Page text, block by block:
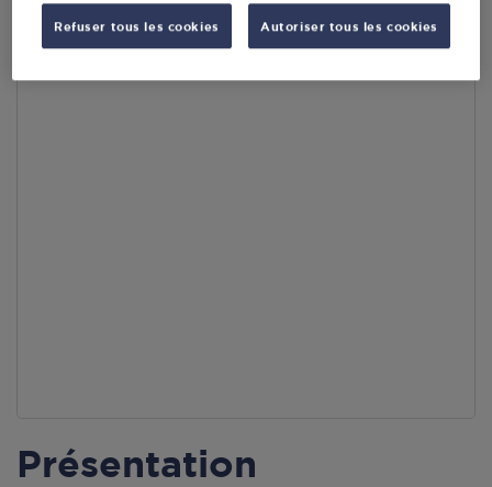
Accès
Présentation
Refuser tous les cookies Autoriser tous les cookies